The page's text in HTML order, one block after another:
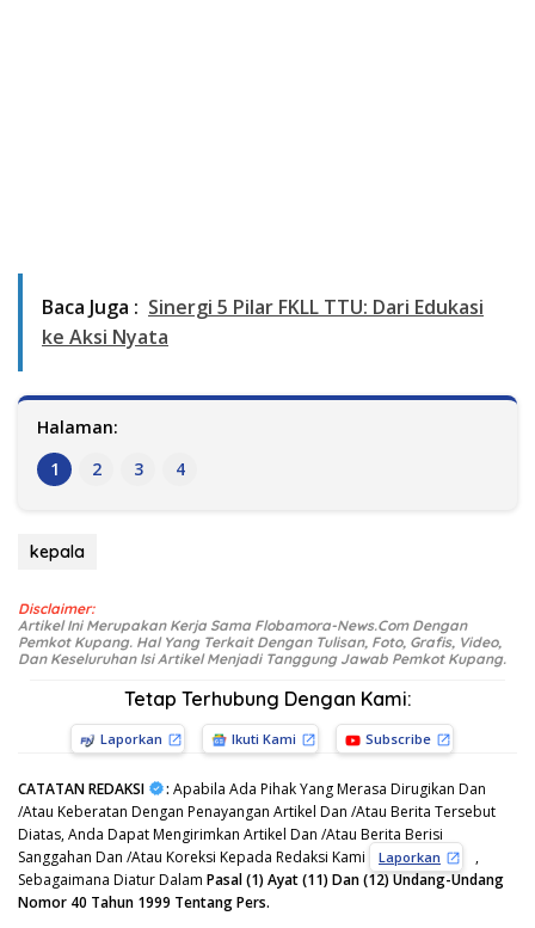
Baca Juga : Sinergi 5 Pilar FKLL TTU: Dari Edukasi
ke Aksi Nyata
Halaman:
1
2 3 4
kepala
Disclaimer:
Artikel Ini Merupakan Kerja Sama Flobamora-News.Com Dengan
Pemkot Kupang. Hal Yang Terkait Dengan Tulisan, Foto, Grafis, Video,
Dan Keseluruhan Isi Artikel Menjadi Tanggung Jawab Pemkot Kupang.
Tetap Terhubung Dengan Kami:
Laporkan Ikuti Kami Subscribe
CATATAN REDAKSI : Apabila Ada Pihak Yang Merasa Dirugikan Dan
/Atau Keberatan Dengan Penayangan Artikel Dan /Atau Berita Tersebut
Diatas, Anda Dapat Mengirimkan Artikel Dan /Atau Berita Berisi
Sanggahan Dan /Atau Koreksi Kepada Redaksi Kami
Laporkan
,
Sebagaimana Diatur Dalam Pasal (1) Ayat (11) Dan (12) Undang-Undang
Nomor 40 Tahun 1999 Tentang Pers.